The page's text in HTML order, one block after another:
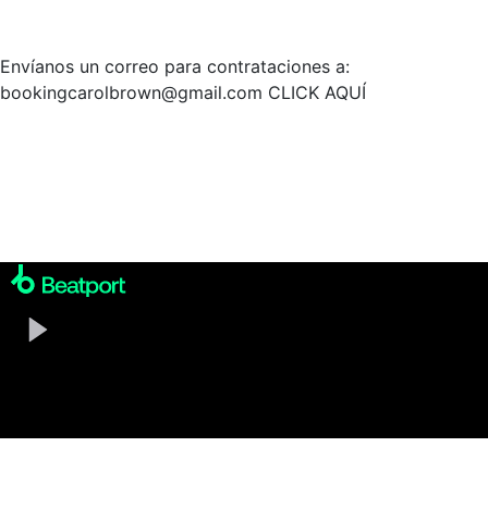
Envíanos un correo para contrataciones a:
bookingcarolbrown@gmail.com CLICK AQUÍ